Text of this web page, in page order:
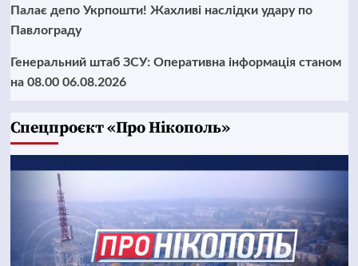
Палає депо Укрпошти! Жахливі наслідки удару по
Павлограду
Генеральний штаб ЗСУ: Оперативна інформація станом
на 08.00 06.08.2026
Cпецпроєкт «Про Нікополь»